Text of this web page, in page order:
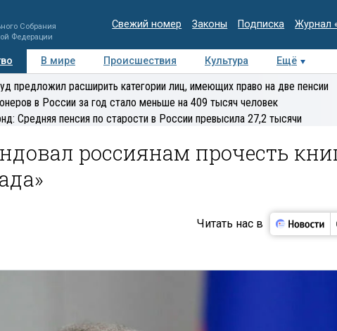
Собрания
Федерации
Свежий номер Законы Подписка Журнал
В мире Происшествия Культура Ещё
Регионы Медиацентр Интервью Колумнисты
предложил расширить категории лиц, имеющих право на две пенсии
в России за год стало меньше на 409 тысяч человек
Средняя пенсия по старости в России превысила 27,2 тысячи
россиянам прочесть
Читать нас в